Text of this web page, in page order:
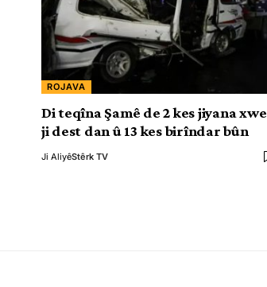
ROJAVA
Di teqîna Şamê de 2 kes jiyana xwe
ji dest dan û 13 kes birîndar bûn
Ji AliyêStêrk TV